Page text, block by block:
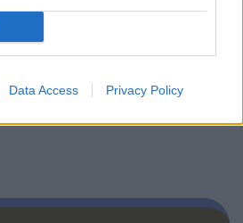
Data Access Privacy Policy
privacy policy